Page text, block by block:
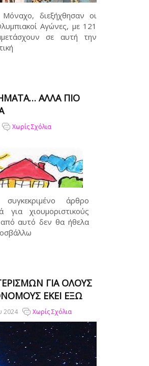
διεξήχθησαν οι
Αγώνες, με 121
σε αυτή την
ΑΛΛΆ ΠΙΟ
Χωρίς Σχόλια
άρθρο
για χιουμοριστικούς
αυτό δεν θα ήθελα
ΓΙΑ ΌΛΟΥΣ
ΕΚΕΊ ΈΞΩ
2024 Χωρίς Σχόλια